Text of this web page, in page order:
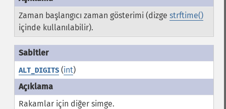
Zaman başlangıcı zaman gösterimi (dizge strftime()
içinde kullanılabilir).
ALT_DIGITS(int)
Rakamlar için diğer simge.